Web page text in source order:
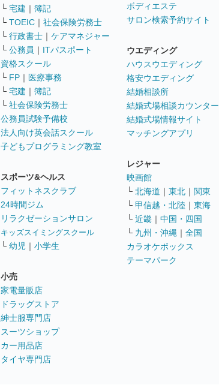
└ 宅建 ｜ 簿記
└ TOEIC ｜ 社会保険労務士
└ 行政書士 ｜ ケアマネジャー
└ 公務員 ｜ ITパスポート
資格スクール
└ FP ｜ 医療事務
└ 宅建 ｜ 簿記
└ 社会保険労務士
公務員試験予備校
法人向け英会話スクール
子どもプログラミング教室
スポーツ&ヘルス
フィットネスクラブ
24時間ジム
リラクゼーションサロン
キッズスイミングスクール
└ 幼児 ｜ 小学生
小売
家電量販店
ドラッグストア
紳士服専門店
スーツショップ
カー用品店
タイヤ専門店
ボディエステ
サロン検索予約サイト
ウエディング
ハウスウエディング
格安ウエディング
結婚相談所
結婚式場相談カウンター
結婚式場情報サイト
マッチングアプリ
レジャー
映画館
└ 北海道 ｜ 東北 ｜ 関東
└ 甲信越・北陸 ｜ 東海
└ 近畿 ｜ 中国・四国
└ 九州・沖縄 ｜ 全国
カラオケボックス
テーマパーク